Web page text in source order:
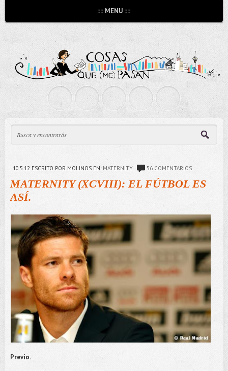
:::: MENU ::::
10.5.12 ESCRITO POR MOLINOS EN: MATERNITY 56 COMENTARIOS
MATERNITY (XCVIII): EL FÚTBOL ES
ASÍ.
Previo.